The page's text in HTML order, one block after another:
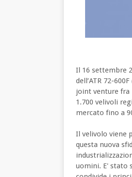
Il 16 settembre
dell’ATR 72-
joint venture fra
1.700 velivoli
mercato fino a
Il velivolo viene
questa nuova
uomini. E' stato